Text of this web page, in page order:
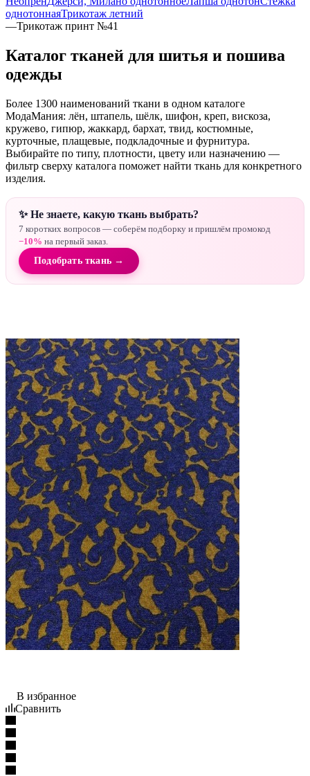
однотоннаяТрикотаж летний
—Трикотаж принт №41
Каталог тканей для шитья и пошива
одежды
Более 1300 наименований ткани в одном каталоге
МодаМания: лён, штапель, шёлк, шифон, креп, вискоза,
кружево, гипюр, жаккард, бархат, твид, костюмные,
курточные, плащевые, подкладочные и фурнитура.
Выбирайте по типу, плотности, цвету или назначению —
фильтр сверху каталога поможет найти ткань для конкретного
изделия.
✨ Не знаете, какую ткань выбрать?
7 коротких вопросов — соберём подборку и пришлём промокод
−10% на первый заказ.
Подобрать ткань →
В избранное
Сравнить